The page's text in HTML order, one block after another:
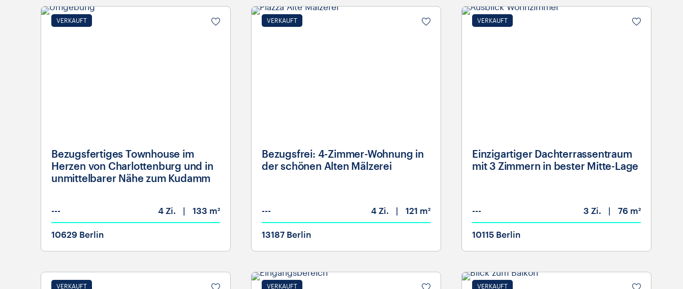
VERKAUFT
Bezugsfertiges Townhouse im
Herzen von Charlottenburg und in
unmittelbarer Nähe zum Kudamm
--- 4 Zi. 133 m²
10629 Berlin
VERKAUFT
Bezugsfrei: 4-Zimmer-Wohnung in
der schönen Alten Mälzerei
--- 4 Zi. 121 m²
13187 Berlin
VERKAUFT
Einzigartiger Dachterrassentraum
mit 3 Zimmern in bester Mitte-Lage
--- 3 Zi. 76 m²
10115 Berlin
VERKAUFT VERKAUFT VERKAUFT